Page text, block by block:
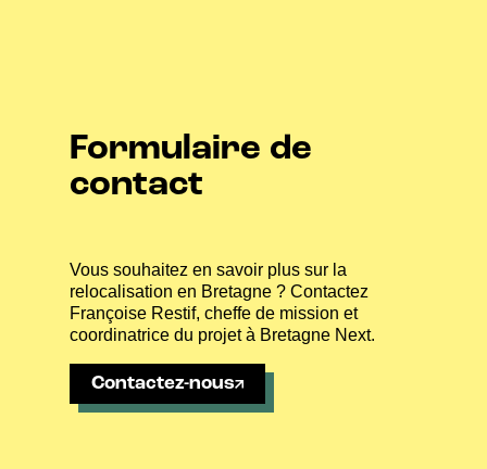
Formulaire de
contact
Vous souhaitez en savoir plus sur la
relocalisation en Bretagne ? Contactez
Françoise Restif, cheffe de mission et
coordinatrice du projet à Bretagne Next.
Contactez-nous